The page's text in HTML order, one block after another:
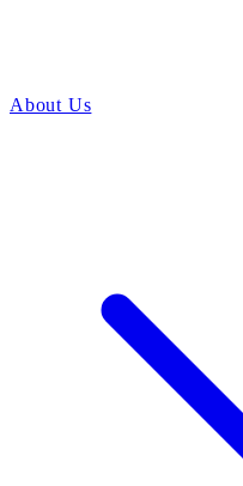
About Us